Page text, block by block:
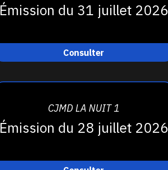
Émission du 31 juillet 2026
Consulter
CJMD LA NUIT 1
Émission du 28 juillet 2026